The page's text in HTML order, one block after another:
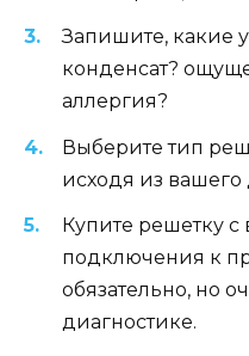
Запишите, какие
конденсат?
аллергия?
Выберите тип
исходя из
Купите решетку
подключения к
обязательно, но
диагностике.